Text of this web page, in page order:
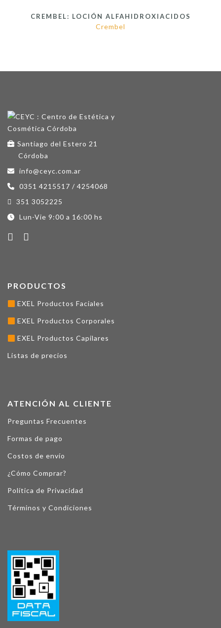
CREMBEL: LOCIÓN ALFAHIDROXIACIDOS
Crembel
Santiago del Estero 21
Córdoba
info@ceyc.com.ar
0351 4215517 / 4254068
351 3052225
Lun-Vie 9:00 a 16:00 hs
PRODUCTOS
EXEL Productos Faciales
EXEL Productos Corporales
EXEL Productos Capilares
Listas de precios
ATENCIÓN AL CLIENTE
Preguntas Frecuentes
Formas de pago
Costos de envío
¿Cómo Comprar?
Política de Privacidad
Términos y Condiciones